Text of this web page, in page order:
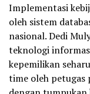
Implementasi
oleh sistem
nasional. Dedi
teknologi
kepemilikan
time oleh petugas